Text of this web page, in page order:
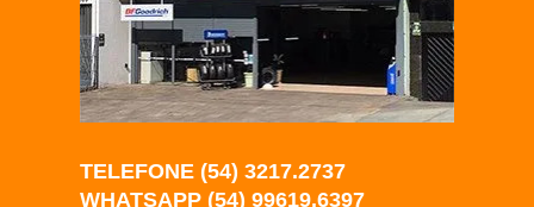
TELEFONE (54) 3217.2737
WHATSAPP (54) 99619.6397